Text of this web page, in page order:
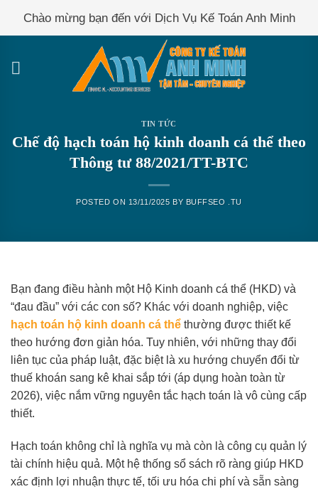
Chào mừng bạn đến với Dịch Vụ Kế Toán Anh Minh
TIN TỨC
Chế độ hạch toán hộ kinh doanh cá thể theo
Thông tư 88/2021/TT-BTC
POSTED ON 13/11/2025 BY BUFFSEO .TU
Bạn đang điều hành một Hộ Kinh doanh cá thể (HKD) và
“đau đầu” với các con số? Khác với doanh nghiệp, việc
hạch toán hộ kinh doanh cá thể thường được thiết kế
theo hướng đơn giản hóa. Tuy nhiên, với những thay đổi
liên tục của pháp luật, đặc biệt là xu hướng chuyển đổi từ
thuế khoán sang kê khai sắp tới (áp dụng hoàn toàn từ
2026), việc nắm vững nguyên tắc hạch toán là vô cùng cấp
thiết.
Hạch toán không chỉ là nghĩa vụ mà còn là công cụ quản lý
tài chính hiệu quả. Một hệ thống sổ sách rõ ràng giúp HKD
xác định lợi nhuận thực tế, tối ưu hóa chi phí và sẵn sàng